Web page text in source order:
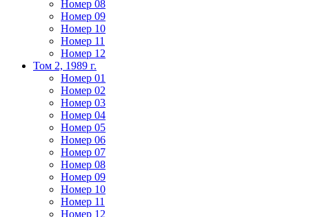
Номер 08
Номер 09
Номер 10
Номер 11
Номер 12
Том 2, 1989 г.
Номер 01
Номер 02
Номер 03
Номер 04
Номер 05
Номер 06
Номер 07
Номер 08
Номер 09
Номер 10
Номер 11
Номер 12